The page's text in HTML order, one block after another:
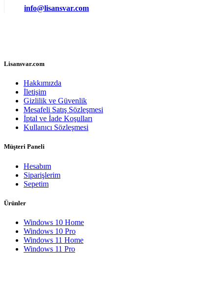
info@lisansvar.com
Lisansvar.com
Hakkımızda
İletişim
Gizlilik ve Güvenlik
Mesafeli Satış Sözleşmesi
İptal ve İade Koşulları
Kullanıcı Sözleşmesi
Müşteri Paneli
Hesabım
Siparişlerim
Sepetim
Ürünler
Windows 10 Home
Windows 10 Pro
Windows 11 Home
Windows 11 Pro